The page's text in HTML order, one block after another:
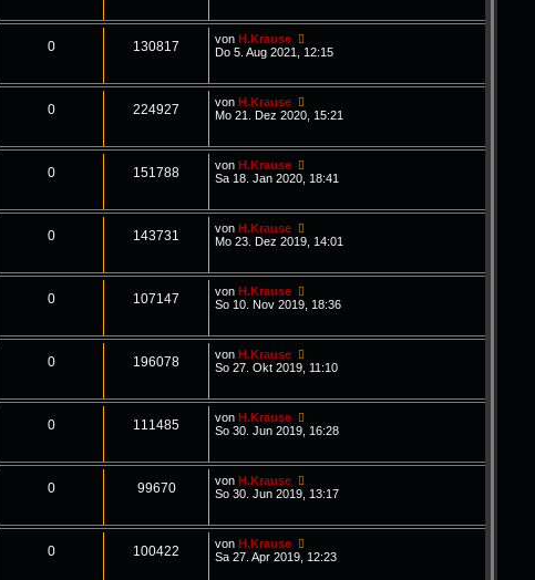
0 130817 vonH.Krause
Do 5. Aug 2021, 12:15
0 224927 vonH.Krause
Mo 21. Dez 2020, 15:21
0 151788 vonH.Krause
Sa 18. Jan 2020, 18:41
0 143731 vonH.Krause
Mo 23. Dez 2019, 14:01
0 107147 vonH.Krause
So 10. Nov 2019, 18:36
0 196078 vonH.Krause
So 27. Okt 2019, 11:10
0 111485 vonH.Krause
So 30. Jun 2019, 16:28
0 99670 vonH.Krause
So 30. Jun 2019, 13:17
0 100422 vonH.Krause
Sa 27. Apr 2019, 12:23